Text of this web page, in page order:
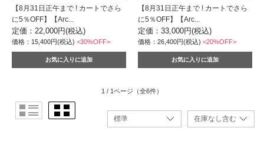
【8月31日正午まで ! カートでさら
に5％OFF】【Arc...
定価：22,000円(税込)
価格：15,400円(税込) <30%OFF>
【8月31日正午まで ! カートでさら
に5％OFF】【Arc...
定価：33,000円(税込)
価格：26,400円(税込)<20%OFF>
1 / 1ページ （全6件）